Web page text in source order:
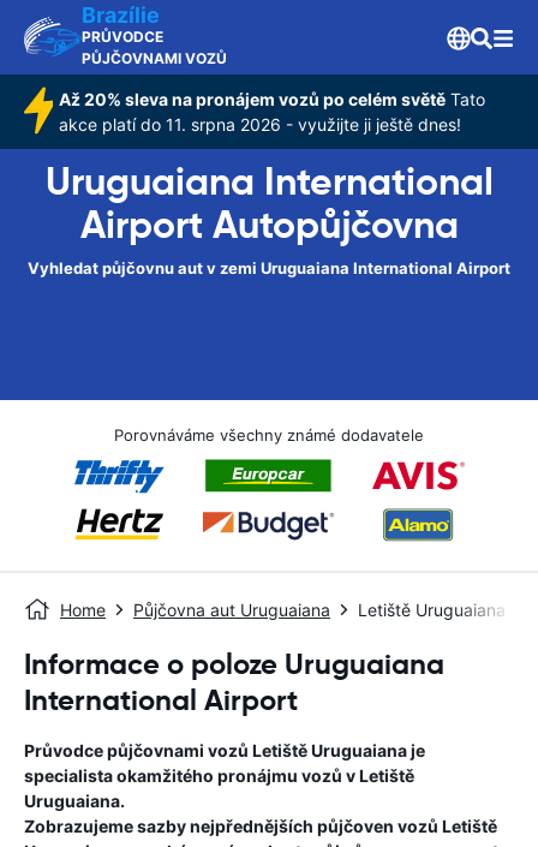
Brazílie
PRŮVODCE
PŮJČOVNAMI VOZŮ
Až 20% sleva na pronájem vozů po celém světě Tato
akce platí do 11. srpna 2026 - využijte ji ještě dnes!
Uruguaiana International
Airport Autopůjčovna
Vyhledat půjčovnu aut v zemi Uruguaiana International Airport
Porovnáváme všechny známé dodavatele
Home Půjčovna aut Uruguaiana Letiště Uruguaiana
Informace o poloze Uruguaiana
International Airport
Průvodce půjčovnami vozů Letiště Uruguaianaje
specialista okamžitého pronájmu vozů vLetiště
Uruguaiana.
Zobrazujeme sazby nejpřednějších půjčoven vozů Letiště